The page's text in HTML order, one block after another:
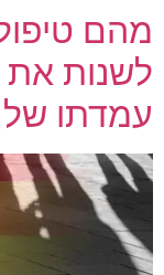
מהם
לשנות את
עמדתו